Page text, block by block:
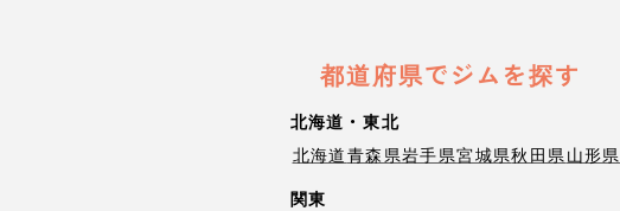
都道府県でジムを探す
北海道・東北
北海道青森県岩手県宮城県秋田県山形県
関東